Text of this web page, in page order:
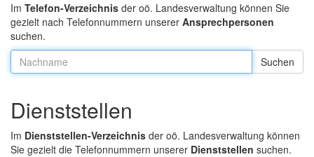
Im Telefon-Verzeichnis der oö. Landesverwaltung können Sie
gezielt nach Telefonnummern unserer Ansprechpersonen
suchen.
Nachname:
Dienststellen
Im Dienststellen-Verzeichnis der oö. Landesverwaltung können
Sie gezielt die Telefonnummern unserer Dienststellen suchen.